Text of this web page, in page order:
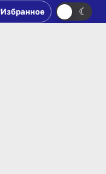
Избранное ☀ ☾